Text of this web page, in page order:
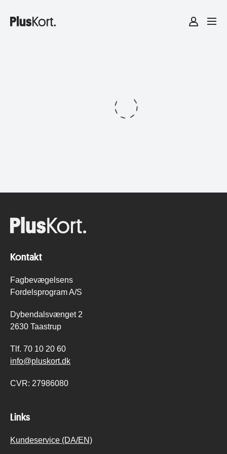
Kontakt
Fagbevægelsens
Fordelsprogram A/S
Dybendalsvænget 2
2630 Taastrup
Tlf. 70 10 20 60
info@pluskort.dk
CVR: 27986080
Links
Kundeservice (DA/EN)